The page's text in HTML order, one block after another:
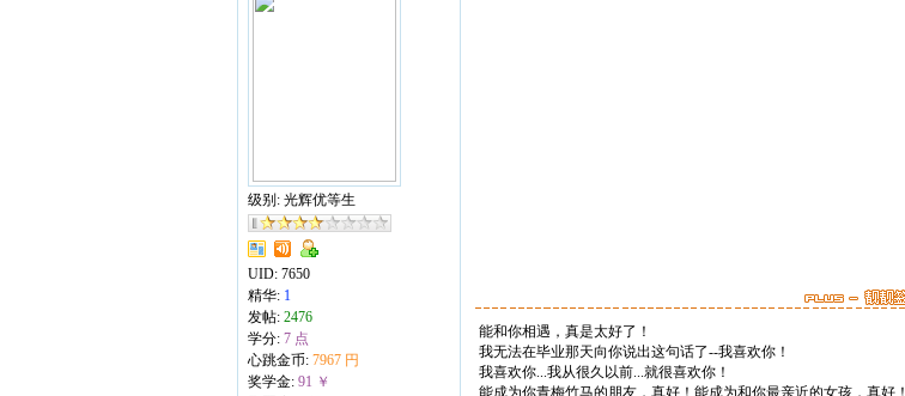
级别: 光辉优等生
UID: 7650
精华: 1
发帖: 2476
学分: 7 点
心跳金币: 7967 円
奖学金: 91 ￥
能和你相遇，真是太好了！
我无法在毕业那天向你说出这句话了--我喜欢你！
我喜欢你...我从很久以前...就很喜欢你！